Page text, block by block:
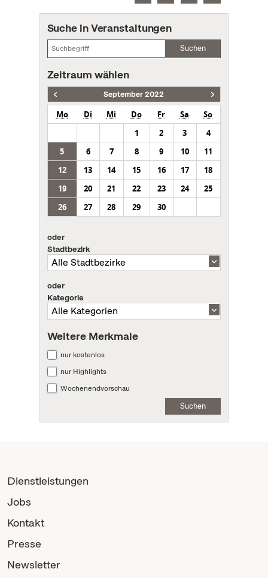
Suche in Veranstaltungen
Suchen
Zeitraum wählen
September 2022
Mo Di Mi Do Fr Sa
So
1
2 3
4
5
6 7 8 9 10
11
12
13 14 15 16 17
18
19
20 21 22 23 24
25
26
27 28 29 30
oder
Stadtbezirk
oder
Kategorie
Weitere Merkmale
nur kostenlos
nur Highlights
Wochenendvorschau
Suchen
Dienstleistungen
Jobs
Kontakt
Presse
Newsletter